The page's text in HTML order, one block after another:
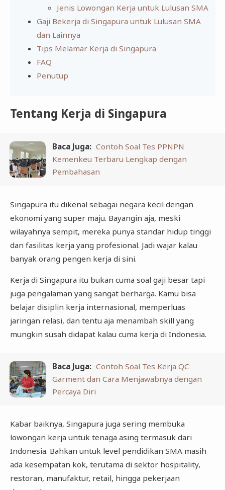
Jenis Lowongan Kerja untuk Lulusan SMA
Gaji Bekerja di Singapura untuk Lulusan SMA
dan Lainnya
Tips Melamar Kerja di Singapura
FAQ
Penutup
Tentang Kerja di Singapura
Baca Juga: Contoh Soal Tes PPNPN
Kemenkeu Terbaru Lengkap dengan
Pembahasan
Singapura itu dikenal sebagai negara kecil dengan
ekonomi yang super maju. Bayangin aja, meski
wilayahnya sempit, mereka punya standar hidup tinggi
dan fasilitas kerja yang profesional. Jadi wajar kalau
banyak orang pengen kerja di sini.
Kerja di Singapura itu bukan cuma soal gaji besar tapi
juga pengalaman yang sangat berharga. Kamu bisa
belajar disiplin kerja internasional, memperluas
jaringan relasi, dan tentu aja menambah skill yang
mungkin susah didapat kalau cuma kerja di Indonesia.
Baca Juga: Contoh Soal Tes Kerja QC
Garment dan Cara Menjawabnya dengan
Percaya Diri
Kabar baiknya, Singapura juga sering membuka
lowongan kerja untuk tenaga asing termasuk dari
Indonesia. Bahkan untuk level pendidikan SMA masih
ada kesempatan kok, terutama di sektor hospitality,
restoran, manufaktur, retail, hingga pekerjaan